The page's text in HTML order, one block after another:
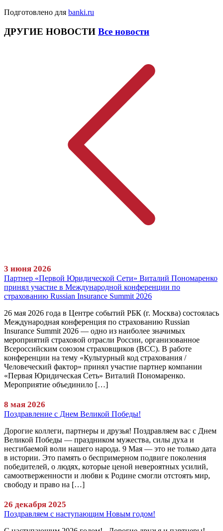
Подготовлено для banki.ru
ДРУГИЕ НОВОСТИ Все новости
3 июня 2026
Партнер «Первой Юридической Сети» Виталий Пономаренко
принял участие в Международной конференции по
страхованию Russian Insurance Summit 2026
26 мая 2026 года в Центре событий РБК (г. Москва) состоялась
Международная конференция по страхованию Russian
Insurance Summit 2026 — одно из наиболее значимых
мероприятий страховой отрасли России, организованное
Всероссийским союзом страховщиков (ВСС). В работе
конференции на тему «Культурный код страхования /
Человеческий фактор» принял участие партнер компании
«Первая Юридическая Сеть» Виталий Пономаренко.
Мероприятие объединило […]
8 мая 2026
Поздравление с Днем Великой Победы!
Дорогие коллеги, партнеры и друзья! Поздравляем вас с Днем
Великой Победы — праздником мужества, силы духа и
несгибаемой воли нашего народа. 9 Мая — это не только дата
в истории. Это память о беспримерном подвиге поколения
победителей, о людях, которые ценой невероятных усилий,
самоотверженности и любви к Родине смогли отстоять мир,
свободу и право на […]
26 декабря 2025
Поздравляем с наступающим Новым годом!